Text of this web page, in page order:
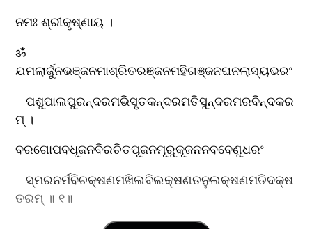
ନମଃ ଶ୍ରୀକୃଷ୍ଣାୟ ।
ॐ
ଯମଲାର୍ଜୁନଭଞ୍ଜନମାଶ୍ରିତରଞ୍ଜନମହିଗଞ୍ଜନଘନଲାସ୍ୟଭରଂ
ପଶୁପାଲପୁରନ୍ଦରମଭିସୃତକନ୍ଦରମତିସୁନ୍ଦରମରବିନ୍ଦକର
ମ୍ ।
ବରଗୋପବଧୂଜନବିରଚିତପୂଜନମୂରୁକୂଜନନବବେଣୁଧରଂ
ସ୍ମରନର୍ମବିଚକ୍ଷଣମଖିଲବିଲକ୍ଷଣତନୁଲକ୍ଷଣମତିଦକ୍ଷ
ତରମ୍ ॥ ୧॥